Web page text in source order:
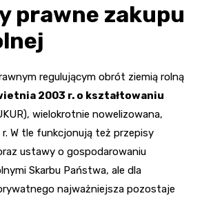
prawne zakupu
regulującym obrót ziemią rolną
2003 r. o kształtowaniu
wielokrotnie nowelizowana,
W tle funkcjonują też przepisy
ustawy o gospodarowaniu
Skarbu Państwa, ale dla
najważniejsza pozostaje